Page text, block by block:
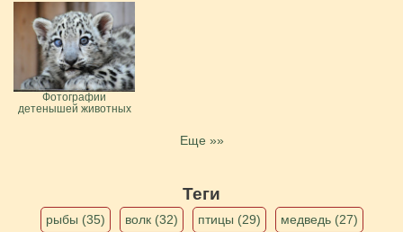
Фотографии
детенышей животных
Еще »»
Теги
рыбы (35) волк (32) птицы (29) медведь (27)